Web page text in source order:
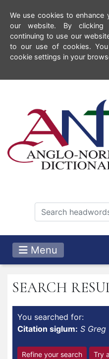
We use cookies to enhance
our website. By
continuing to use our
to our use of cookies.
cookie settings in your
Menu
SEARCH
You searched for:
Citation siglum: S Greg
Refine your search Try